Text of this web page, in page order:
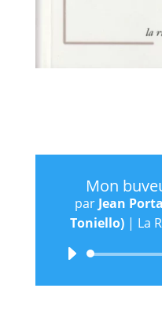
Mon
par Jean
Toniello) | La